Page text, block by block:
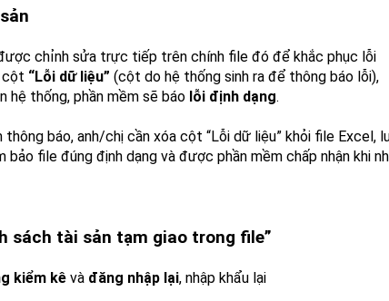
chỉnh sửa trực tiếp trên chính file đó để khắc phục lỗi
cột “Lỗi dữ liệu” (cột do hệ thống sinh ra để thông báo lỗi),
hệ thống, phần mềm sẽ báo lỗi định dạng.
báo, anh/chị cần xóa cột “Lỗi dữ liệu” khỏi file Excel,
file đúng định dạng và được phần mềm chấp nhận khi
sách tài sản tạm giao trong file”
kiểm kê và đăng nhập lại, nhập khẩu lại